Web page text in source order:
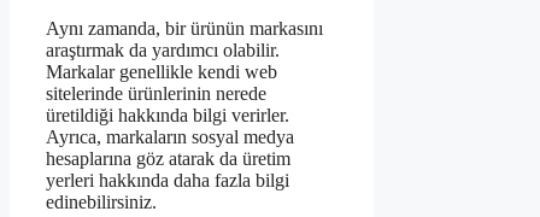
Aynı zamanda, bir ürünün markasını
araştırmak da yardımcı olabilir.
Markalar genellikle kendi web
sitelerinde ürünlerinin nerede
üretildiği hakkında bilgi verirler.
Ayrıca, markaların sosyal medya
hesaplarına göz atarak da üretim
yerleri hakkında daha fazla bilgi
edinebilirsiniz.